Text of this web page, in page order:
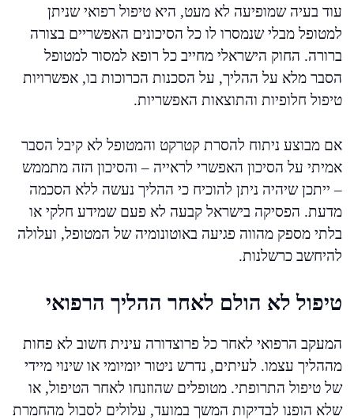
עוד בעיה שמופיעה לא מעט, היא טיפול רפואי שניתן
למטופל מבלי שנמסרו לו כל הסיכונים האפשריים בצורה
ברורה. החוק הישראלי מחייב כל רופא למסור למטופל
הסבר מלא על ההליך, על הסכנות הכרוכות בו, אפשרויות
טיפול חלופיות והתוצאות האפשריות.
אם מבוצע ניתוח להסרת קטרקט והמטופל לא קיבל הסבר
אמיתי על הסיכון האפשרי לראייה – והסיכון הזה מתממש
– ייתכן שיהיה ניתן להוכיח כי ההליך נעשה ללא הסכמה
מדעת. הפסיקה בישראל קבעה לא פעם שמידע חלקי או
בלתי מספק מהווה פגיעה באוטונומיה של המטופל, ועלולה
להיחשב כרשלנות.
טיפול לא הולם לאחר ההליך הרפואי
המעקב הרפואי לאחר כל פרוצדורה עינית חשוב לא פחות
מההליך עצמו. לעיתים, נדרש ניטור יומיומי או שינוי מיידי
של טיפול התרופתי. מטופלים שהוזנחו לאחר הטיפול, או
שלא הופנו לבדיקות המשך במועד, עלולים לסבול מהחמרת